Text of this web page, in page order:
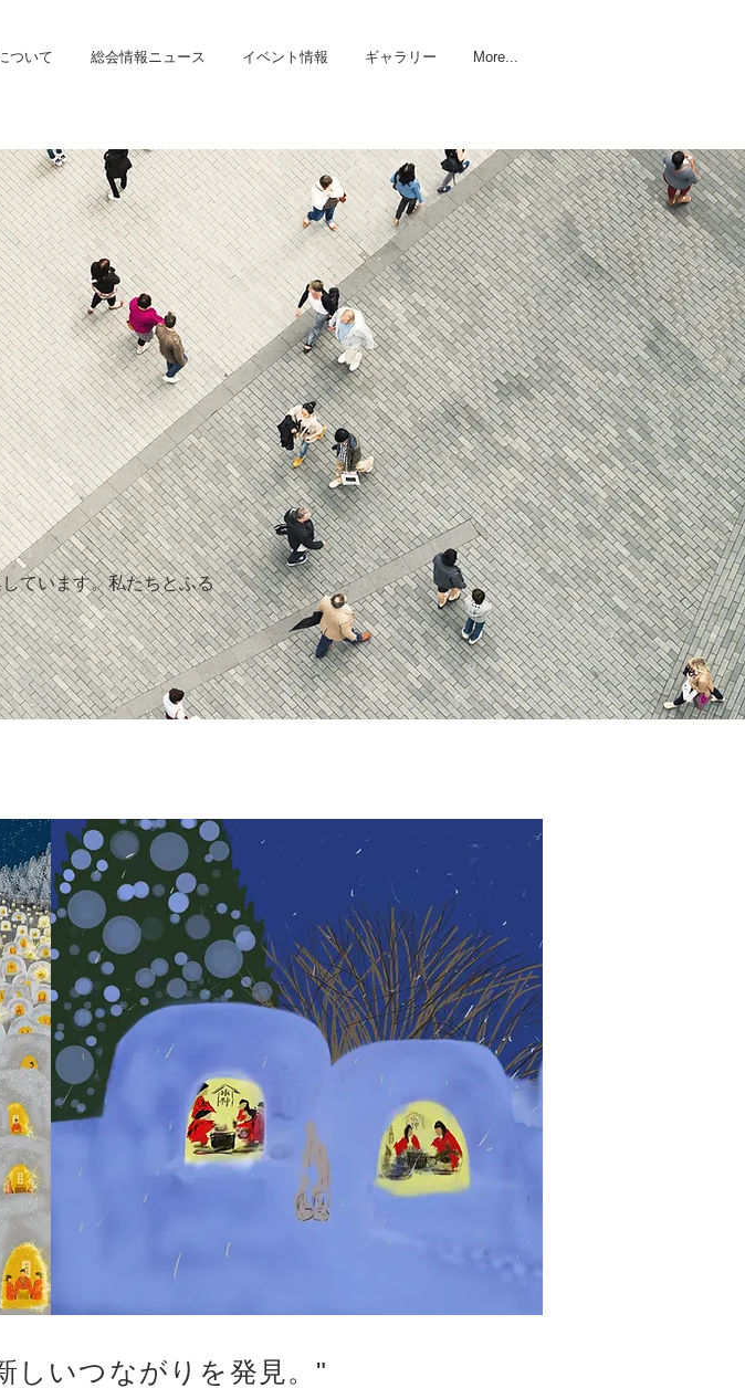
ついて 総会情報ニュース イベント情報 ギャラリー More...
ています。私たちとふる
しいつながりを発見。"